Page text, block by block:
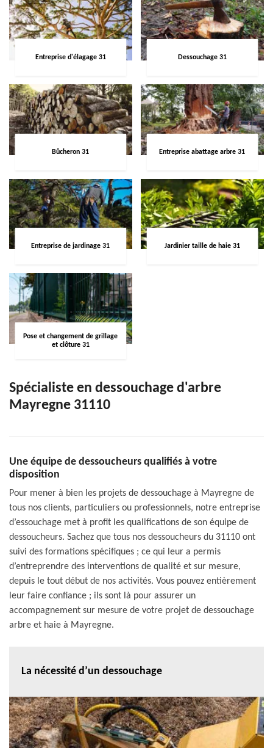
Entreprise d'élagage 31 Dessouchage 31
Bûcheron 31 Entreprise abattage arbre 31
Entreprise de jardinage 31 Jardinier taille de haie 31
Pose et changement de grillage
et clôture 31
Spécialiste en dessouchage d'arbre
Mayregne 31110
Une équipe de dessoucheurs qualifiés à votre
disposition
Pour mener à bien les projets de dessouchage à Mayregne de
tous nos clients, particuliers ou professionnels, notre entreprise
d’essouchage met à profit les qualifications de son équipe de
dessoucheurs. Sachez que tous nos dessoucheurs du 31110 ont
suivi des formations spécifiques ; ce qui leur a permis
d’entreprendre des interventions de qualité et sur mesure,
depuis le tout début de nos activités. Vous pouvez entièrement
leur faire confiance ; ils sont là pour assurer un
accompagnement sur mesure de votre projet de dessouchage
arbre et haie à Mayregne.
La nécessité d’un dessouchage